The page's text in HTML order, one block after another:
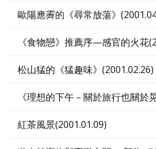
歐陽應霽的《尋常放蕩》
《食物戀》推薦序—感官的火花
松山猛的《猛趣味》(2001.02.26)
《理想的下午－關於旅行也關於
紅茶風景(2001.01.09)